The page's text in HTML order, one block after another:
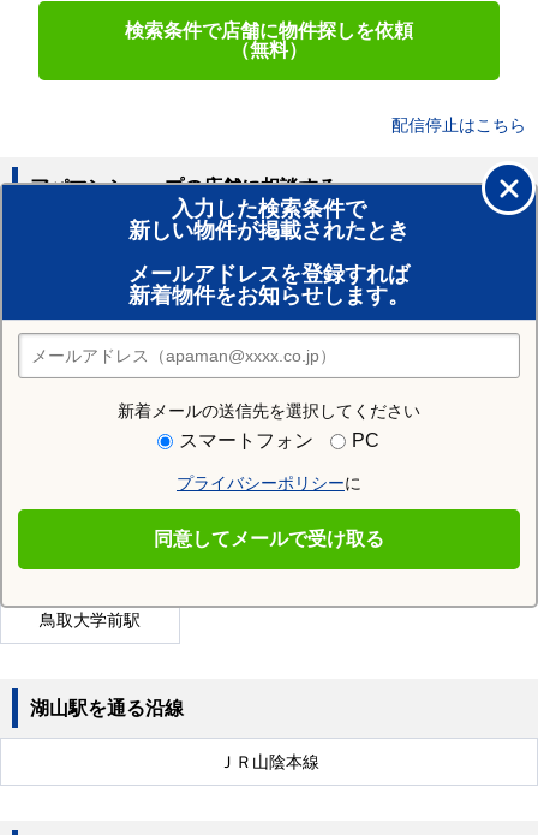
検索条件で店舗に物件探しを依頼
（無料）
配信停止はこちら
入力した検索条件で
新しい物件が掲載されたとき
メールアドレスを登録すれば
新着物件をお知らせします。
新着メールの送信先を選択してください
スマートフォン PC
プライバシーポリシーに
同意してメールで受け取る
アパマンショップの店舗に相談する
賃貸のプロがお部屋探し！
おまかせ物件リクエスト
住みたい街の店舗を探す
店舗検索
青谷駅
末恒駅 国英駅 福部駅
鳥取大学前駅
湖山駅を通る沿線
ＪＲ山陰本線